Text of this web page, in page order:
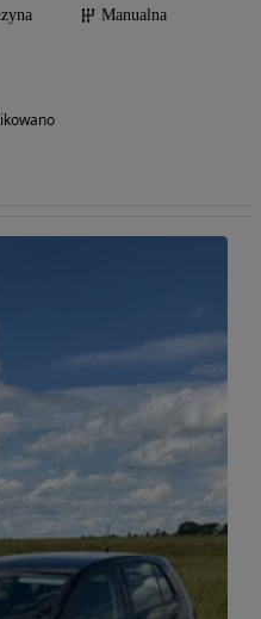
Manualna